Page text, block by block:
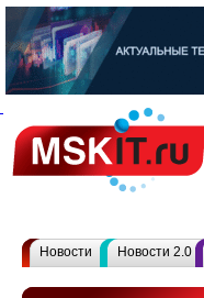
Новости Новости 2.0